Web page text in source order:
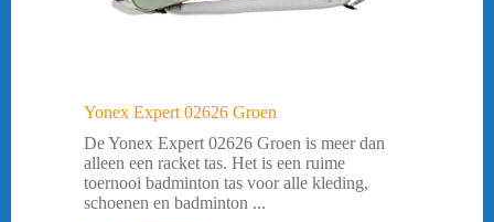
Yonex Expert 02626 Groen
De Yonex Expert 02626 Groen is meer dan
alleen een racket tas. Het is een ruime
toernooi badminton tas voor alle kleding,
schoenen en badminton ...